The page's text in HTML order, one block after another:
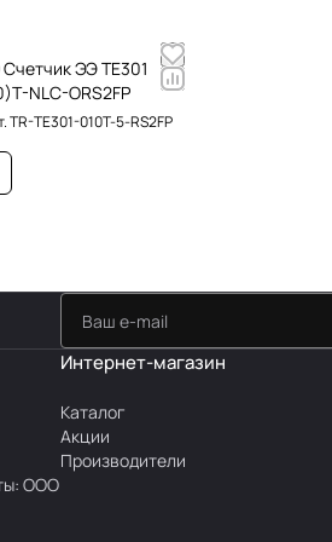
Счетчик ЭЭ TE301
NLC-ORS2FP
TR-TE301-010T-5-RS2FP
ООО
Интернет-магазин
Каталог
Акции
Производители